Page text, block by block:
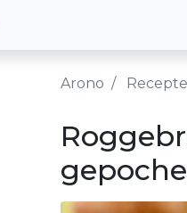
Arono